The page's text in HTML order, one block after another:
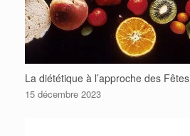
La diététique à l’approche des Fêtes
15 décembre 2023